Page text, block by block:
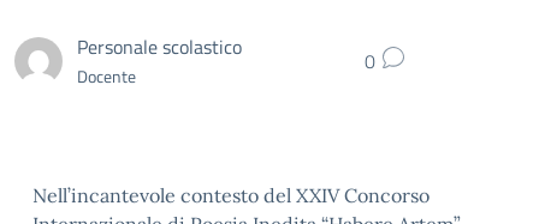
Personale scolastico
Docente 0
Nell’incantevole contesto del XXIV Concorso